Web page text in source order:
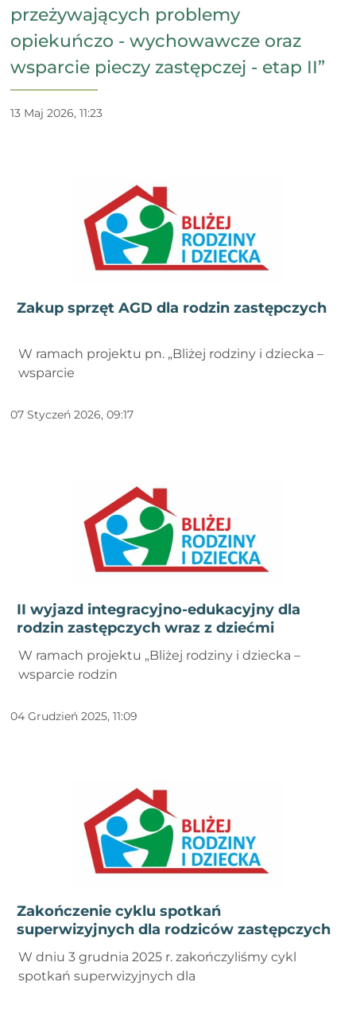
przeżywających problemy
opiekuńczo - wychowawcze oraz
wsparcie pieczy zastępczej - etap II”
13 Maj 2026, 11:23
Zakup sprzęt AGD dla rodzin zastępczych
W ramach projektu pn. „Bliżej rodziny i dziecka –
wsparcie
07 Styczeń 2026, 09:17
II wyjazd integracyjno-edukacyjny dla
rodzin zastępczych wraz z dziećmi
W ramach projektu „Bliżej rodziny i dziecka –
wsparcie rodzin
04 Grudzień 2025, 11:09
Zakończenie cyklu spotkań
superwizyjnych dla rodziców zastępczych
W dniu 3 grudnia 2025 r. zakończyliśmy cykl
spotkań superwizyjnych dla